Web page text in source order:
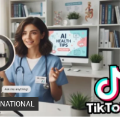
NATIONAL